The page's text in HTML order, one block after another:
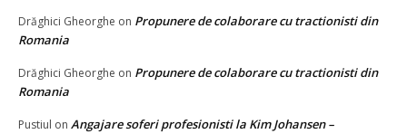
Drăghici Gheorghe on Propunere de colaborare cu tractionisti din
Romania
Drăghici Gheorghe on Propunere de colaborare cu tractionisti din
Romania
Pustiul on Angajare soferi profesionisti la Kim Johansen –